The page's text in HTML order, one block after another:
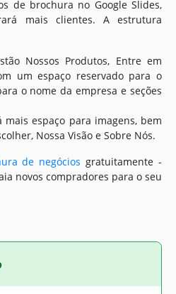
de brochura no Google Slides,
mais clientes. A estrutura
Nossos Produtos, Entre em
um espaço reservado para o
o nome da empresa e seções
mais espaço para imagens, bem
Nossa Visão e Sobre Nós.
de negócios gratuitamente -
novos compradores para o seu